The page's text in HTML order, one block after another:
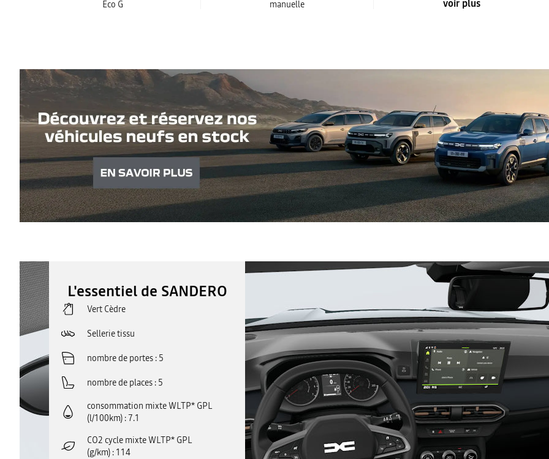
Eco G manuelle voir plus
L'essentiel de SANDERO
Vert Cèdre
Sellerie tissu
nombre de portes 5
nombre de places 5
consommation mixte WLTP* GPL
(l/100km) 7.1
CO2 cycle mixte WLTP* GPL
(g/km) 114